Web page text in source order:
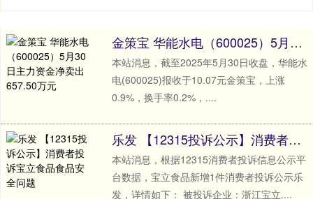
金策宝 华能水电（600025）5月30日主力资金净卖出657.50万元
本站消息，截至2025年5月30日收盘，华能水
电(600025)报收于10.07元金策宝，上涨
0.9%，换手率0.2%，....
乐发 【12315投诉公示】消费者投诉宝立食品食品安全问题
本站消息，根据12315消费者投诉信息公示平
台数据，宝立食品新增1件消费者投诉公示乐
发，详情如下： 被投诉企业：浙江宝立....